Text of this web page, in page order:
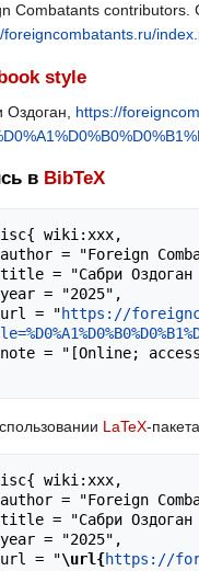
Combatants contributors.
foreigncombatants.ru/
style
Оздоган, https://
в BibTeX
   url = "
https://
LaTeX-
   url = "
\url{https://